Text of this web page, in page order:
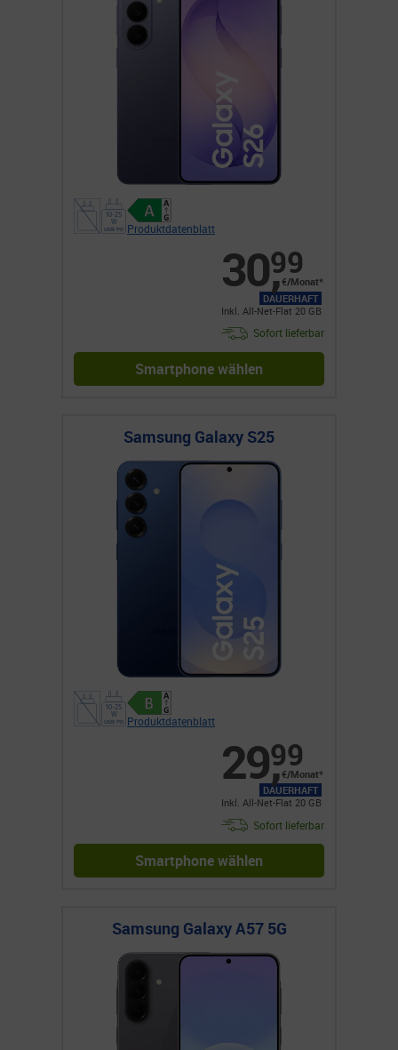
Produktdatenblatt
30,
99
€/Monat*
DAUERHAFT
Inkl. All-Net-Flat 20 GB
Sofort lieferbar
Smartphone wählen
Samsung Galaxy S25
Produktdatenblatt
29,
99
€/Monat*
DAUERHAFT
Inkl. All-Net-Flat 20 GB
Sofort lieferbar
Smartphone wählen
Samsung Galaxy A57 5G